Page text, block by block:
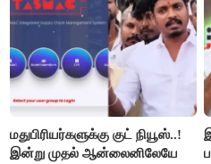
மதுபிரியர்களுக்கு குட் நியூஸ்..!
இன்று முதல் ஆன்லைனிலேயே